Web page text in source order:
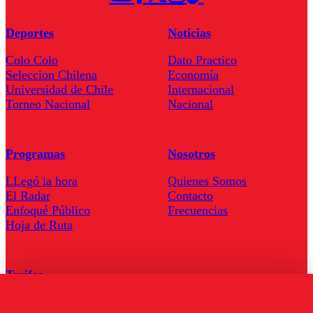
Deportes
Colo Colo
Seleccion Chilena
Universidad de Chile
Torneo Nacional
Noticias
Dato Practico
Economía
Internacional
Nacional
Programas
LLegó la hora
El Radar
Enfoqué Público
Hoja de Ruta
Nosotros
Quienes Somos
Contacto
Frecuencias
Tarifas